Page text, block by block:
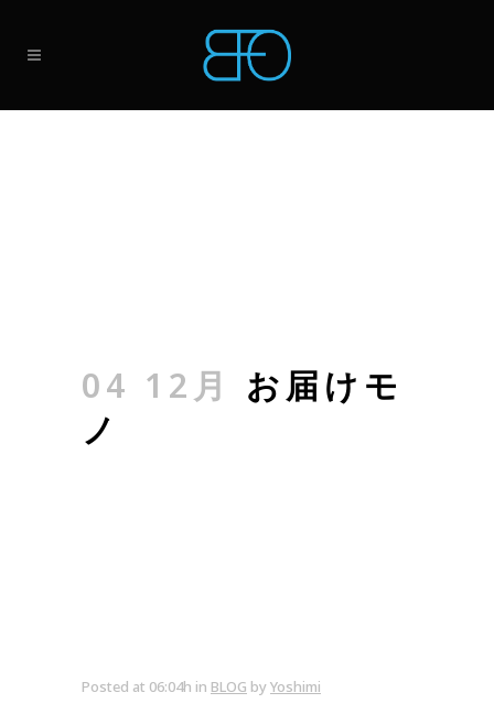
04 12月
お届けモ
ノ
Posted at 06:04h in BLOG byYoshimi